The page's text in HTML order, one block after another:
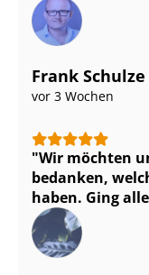
Frank Schulze
vor 3 Wochen
Wir möchten
bedanken,
haben. Ging